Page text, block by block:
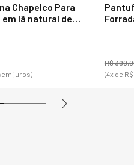
Chapelco Para
em lã natural de
juros)
R$
(4x de